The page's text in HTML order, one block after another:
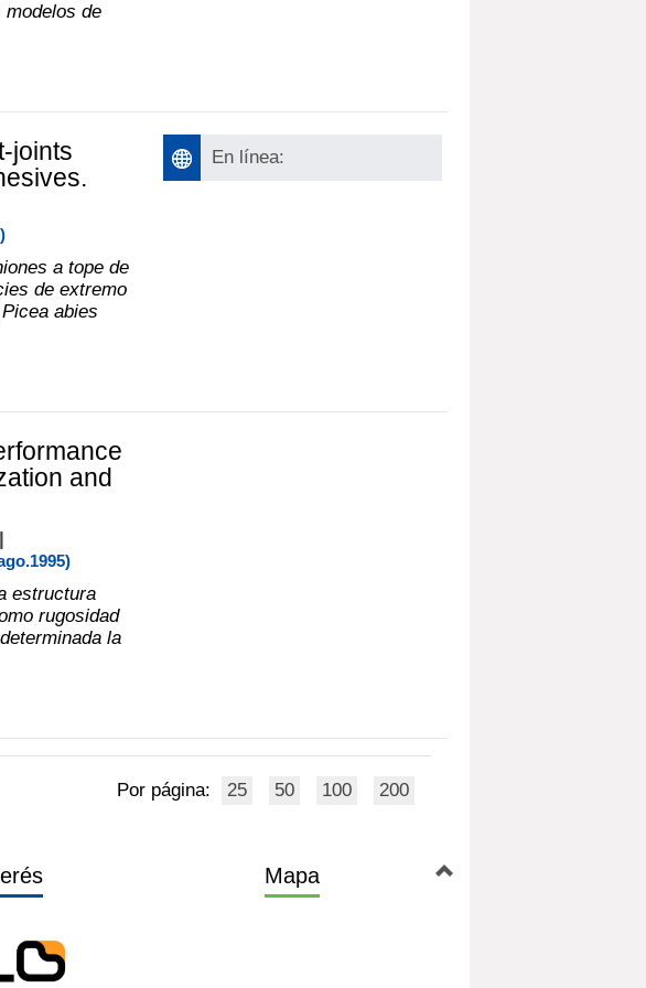
de
joints
a tope de
de extremo
abies
En línea:
and
|
estructura
rugosidad
la
Por página: 25 50 100 200
Mapa